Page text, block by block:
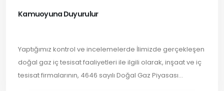
Kamuoyuna Duyurulur
Yaptığımız kontrol ve incelemelerde İlimizde gerçekleşen
doğal gaz iç tesisat faaliyetleri ile ilgili olarak, inşaat ve iç
tesisat firmalarının, 4646 sayılı Doğal Gaz Piyasası...